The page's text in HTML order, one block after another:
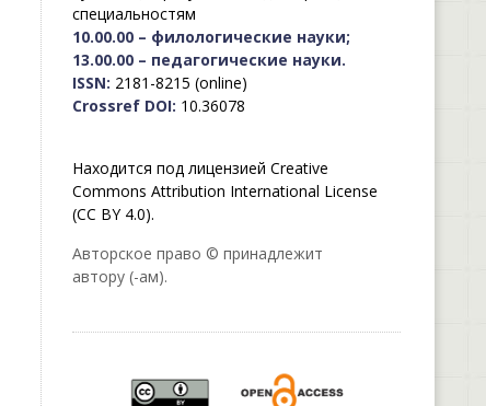
специальностям
10.00.00 – филологические науки;
13.00.00 – педагогические науки.
ISSN: 2181-8215 (online)
Crossref DOI: 10.36078
Находится под лицензией Creative
Commons Attribution International License
(CC BY 4.0).
Авторское право © принадлежит
автору (-ам).